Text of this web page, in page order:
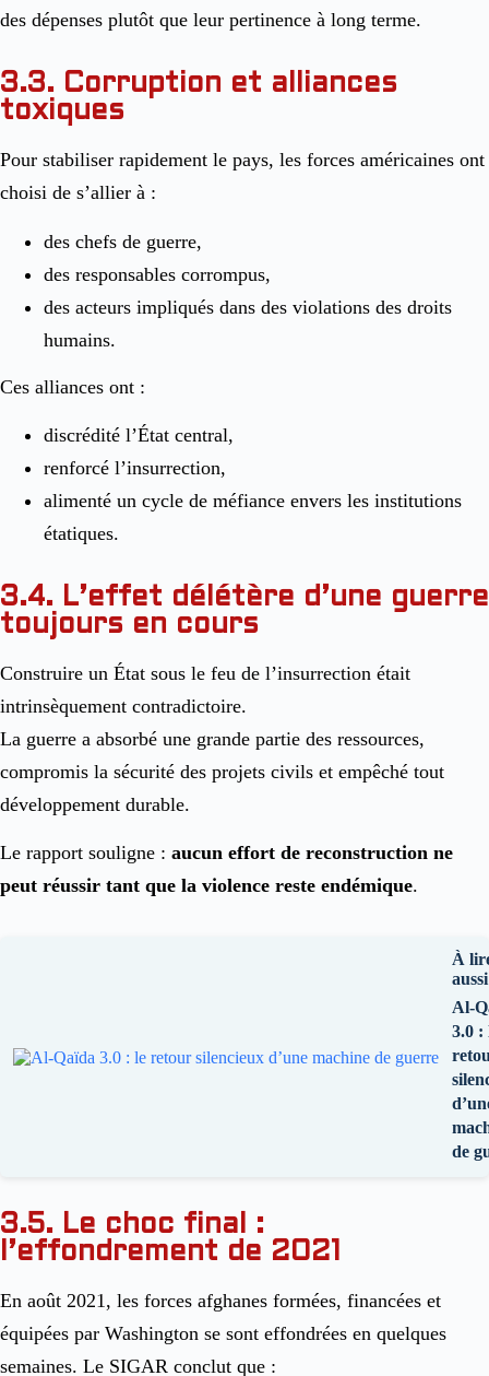
des dépenses plutôt que leur pertinence à long terme.
3.3. Corruption et alliances
toxiques
Pour stabiliser rapidement le pays, les forces américaines ont
choisi de s’allier à :
des chefs de guerre,
des responsables corrompus,
des acteurs impliqués dans des violations des droits
humains.
Ces alliances ont :
discrédité l’État central,
renforcé l’insurrection,
alimenté un cycle de méfiance envers les institutions
étatiques.
3.4. L’effet délétère d’une guerre
toujours en cours
Construire un État sous le feu de l’insurrection était
intrinsèquement contradictoire.
La guerre a absorbé une grande partie des ressources,
compromis la sécurité des projets civils et empêché tout
développement durable.
Le rapport souligne : aucun effort de reconstruction ne
peut réussir tant que la violence reste endémique.
À
aussi
Al-
3.0 :
de
3.5. Le choc final :
l’effondrement de 2021
En août 2021, les forces afghanes formées, financées et
équipées par Washington se sont effondrées en quelques
semaines. Le SIGAR conclut que :